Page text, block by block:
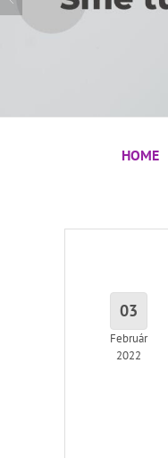
HOME
03
Február
2022